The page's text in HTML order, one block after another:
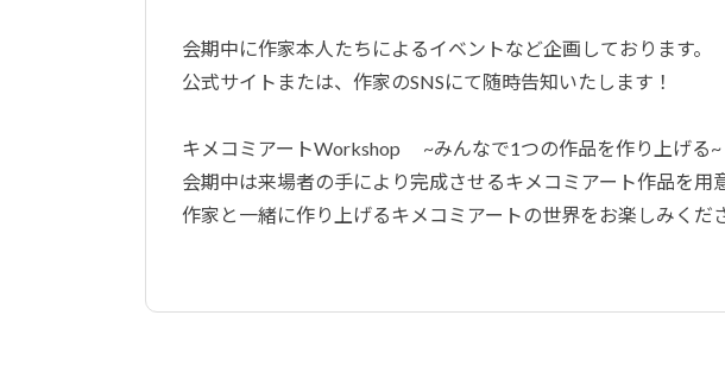
会期中に作家本人たちによるイベントなど企画しております。
公式サイトまたは、作家のSNSにて随時告知いたします！
キメコミアートWorkshop ~みんなで1つの作品を作り上げる~
会期中は来場者の手により完成させるキメコミアート作品を用
作家と一緒に作り上げるキメコミアートの世界をお楽しみくだ